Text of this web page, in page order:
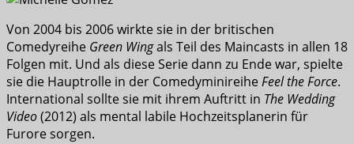
Von 2004 bis 2006 wirkte sie in der britischen
Comedyreihe Green Wingals Teil des Maincasts in allen 18
Folgen mit. Und als diese Serie dann zu Ende war, spielte
sie die Hauptrolle in der ComedyminireiheFeel the Force.
International sollte sie mit ihrem Auftritt in The Wedding
Video(2012) als mental labile Hochzeitsplanerin für
Furore sorgen.